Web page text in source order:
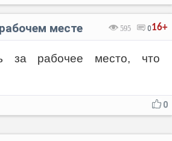
16+
595 0
месте
за рабочее место, что
0